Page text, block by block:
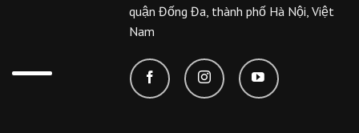
quận Đống Đa, thành phố Hà Nội, Việt
Nam